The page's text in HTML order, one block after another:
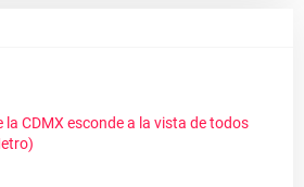
CDMX esconde a la vista de todos